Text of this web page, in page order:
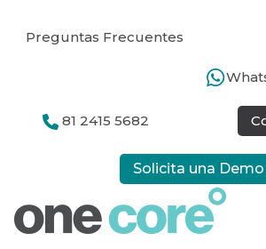
Preguntas Frecuentes
81 2415 5682
Solicita una Demo